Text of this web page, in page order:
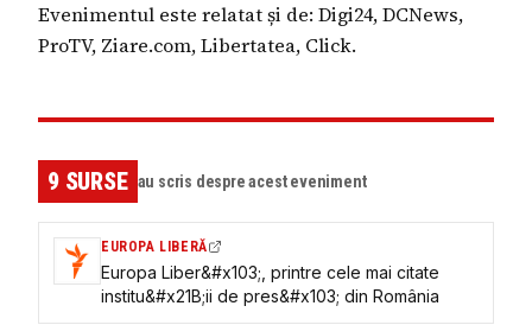
Evenimentul este relatat și de: Digi24, DCNews,
ProTV, Ziare.com, Libertatea, Click.
9SURSE au scris despre acest eveniment
EUROPA LIBERĂ
Europa Liber&#x103;, printre cele mai citate
institu&#x21B;ii de pres&#x103; din România